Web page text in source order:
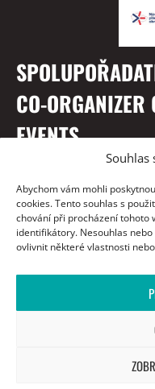
Souhlas
Abychom vám mohli
cookies. Tento souhlas s
chování při procházení tohoto
identifikátory. Nesouhlas
ovlivnit některé vlastnosti
CO-
EVENTS
S